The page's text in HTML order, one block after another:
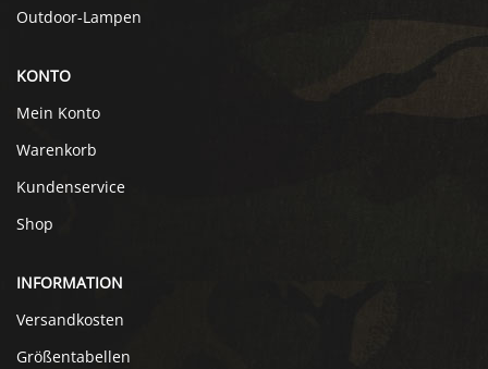
Outdoor-Lampen
KONTO
Mein Konto
Warenkorb
Kundenservice
Shop
INFORMATION
Versandkosten
Größentabellen